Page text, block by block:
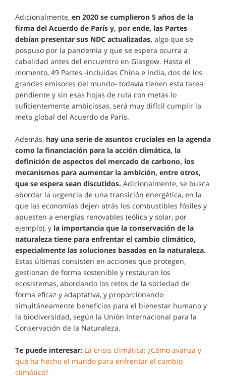
Adicionalmente, en 2020 se cumplieron 5 años de la
firma del Acuerdo de París y, por ende, las Partes
debían presentar sus NDC actualizadas, algo que se
pospuso por la pandemia y que se espera ocurra a
cabalidad antes del encuentro en Glasgow. Hasta el
momento, 49 Partes -incluidas China e India, dos de los
grandes emisores del mundo- todavía tienen esta tarea
pendiente y sin esas hojas de ruta con metas lo
suficientemente ambiciosas, será muy difícil cumplir la
meta global del Acuerdo de París.
Además, hay una serie de asuntos cruciales en la agenda
como la financiación para la acción climática, la
definición de aspectos del mercado de carbono, los
mecanismos para aumentar la ambición, entre otros,
que se espera sean discutidos. Adicionalmente, se busca
abordar la urgencia de una transición energética, en la
que las economías dejen atrás los combustibles fósiles y
apuesten a energías renovables (eólica y solar, por
ejemplo), y la importancia que la conservación de la
naturaleza tiene para enfrentar el cambio climático,
especialmente las soluciones basadas en la naturaleza.
Estas últimas consisten en acciones que protegen,
gestionan de forma sostenible y restauran los
ecosistemas, abordando los retos de la sociedad de
forma eficaz y adaptativa, y proporcionando
simultáneamente beneficios para el bienestar humano y
la biodiversidad, según la Unión Internacional para la
Conservación de la Naturaleza.
Te puede interesar: La crisis climática: ¿Cómo avanza y
qué ha hecho el mundo para enfrentar el cambio
climático?